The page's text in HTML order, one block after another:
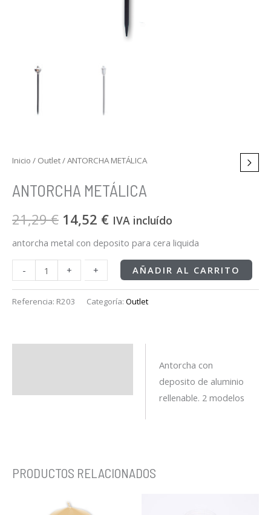
Inicio / Outlet/ ANTORCHA METÁLICA
ANTORCHA METÁLICA
21,29€ 14,52 € IVA incluído
antorcha metal con deposito para cera liquida
-- + + AÑADIR AL CARRITO
Referencia: R203 Categoría: Outlet
Antorcha con
deposito de aluminio
rellenable. 2 modelos
PRODUCTOS RELACIONADOS